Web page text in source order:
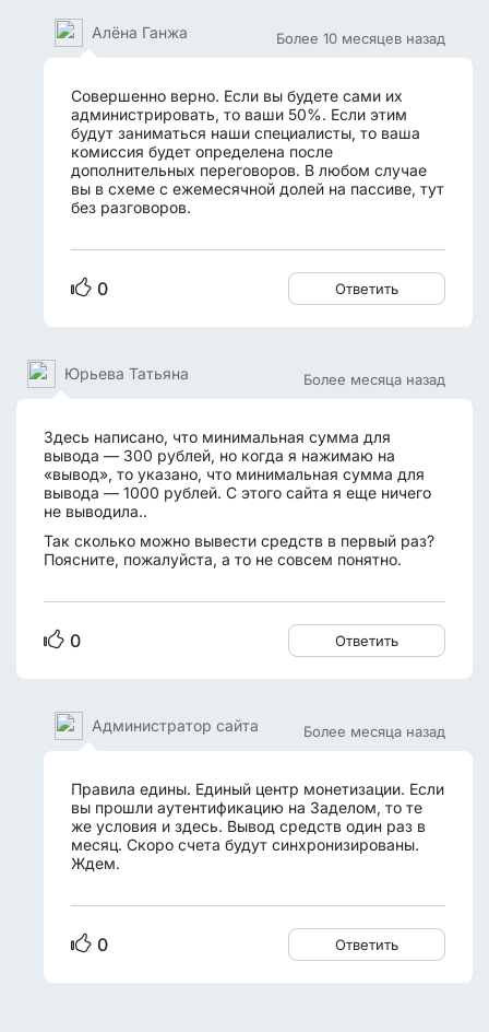
Более 10 месяцев назад
Алёна Ганжа
Совершенно верно. Если вы будете сами их
администрировать, то ваши 50%. Если этим
будут заниматься наши специалисты, то ваша
комиссия будет определена после
дополнительных переговоров. В любом случае
вы в схеме с ежемесячной долей на пассиве, тут
без разговоров.
0 Ответить
Более месяца назад
Юрьева Татьяна
Здесь написано, что минимальная сумма для
вывода — 300 рублей, но когда я нажимаю на
«вывод», то указано, что минимальная сумма для
вывода — 1000 рублей. С этого сайта я еще ничего
не выводила..
Так сколько можно вывести средств в первый раз?
Поясните, пожалуйста, а то не совсем понятно.
0 Ответить
Более месяца назад
Администратор сайта
Правила едины. Единый центр монетизации. Если
вы прошли аутентификацию на Заделом, то те
же условия и здесь. Вывод средств один раз в
месяц. Скоро счета будут синхронизированы.
Ждем.
0 Ответить